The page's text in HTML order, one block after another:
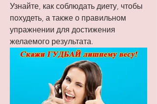
Узнайте, как соблюдать диету, чтобы
похудеть, а также о правильном
упражнении для достижения
желаемого результата.